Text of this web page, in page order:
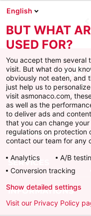
X
AS MONACO
SERVICES
INFORMATIONS
English
BUT WHAT
USED FOR?
You accept them several
visit. But what do you
obviously not eaten, and
just help us to
visit asmonaco.com,
as well as the
to deliver ads and
that you can change
regulations on protection
contact our team for any
Analytics
A/B
Conversion tracking
Show detailed settings
Visit our Privacy Policy